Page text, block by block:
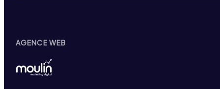
AGENCE WEB